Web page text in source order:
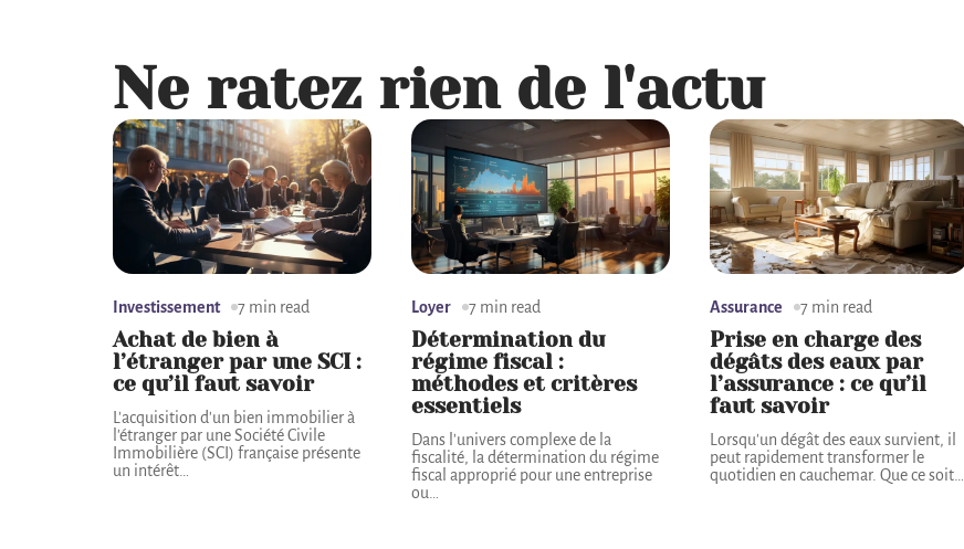
Ne ratez rien de l'actu
Investissement 7 min read
Achat de bien à
l’étranger par une SCI :
ce qu’il faut savoir
L'acquisition d'un bien immobilier à
l'étranger par une Société Civile
Immobilière (SCI) française présente
un intérêt…
Loyer 7 min read
Détermination du
régime fiscal :
méthodes et critères
essentiels
Dans l'univers complexe de la
fiscalité, la détermination du régime
fiscal approprié pour une entreprise
ou…
Assurance 7 min read
Prise en charge des
dégâts des eaux par
l’assurance : ce qu’il
faut savoir
Lorsqu'un dégât des eaux survient, il
peut rapidement transformer le
quotidien en cauchemar. Que ce soit…